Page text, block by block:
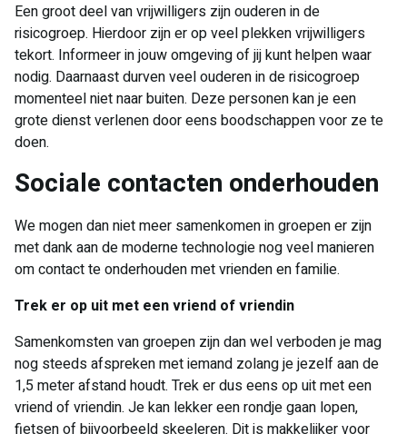
Een groot deel van vrijwilligers zijn ouderen in de
risicogroep. Hierdoor zijn er op veel plekken vrijwilligers
tekort. Informeer in jouw omgeving of jij kunt helpen waar
nodig. Daarnaast durven veel ouderen in de risicogroep
momenteel niet naar buiten. Deze personen kan je een
grote dienst verlenen door eens boodschappen voor ze te
doen.
Sociale contacten onderhouden
We mogen dan niet meer samenkomen in groepen er zijn
met dank aan de moderne technologie nog veel manieren
om contact te onderhouden met vrienden en familie.
Trek er op uit met een vriend of vriendin
Samenkomsten van groepen zijn dan wel verboden je mag
nog steeds afspreken met iemand zolang je jezelf aan de
1,5 meter afstand houdt. Trek er dus eens op uit met een
vriend of vriendin. Je kan lekker een rondje gaan lopen,
fietsen of bijvoorbeeld skeeleren. Dit is makkelijker voor